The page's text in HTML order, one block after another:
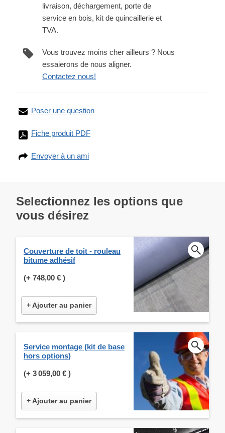
livraison, déchargement, porte de
service en bois, kit de quincaillerie et
TVA.
Vous trouvez moins cher ailleurs ? Nous
essaierons de nous aligner.
Contactez nous!
Poser une question
Fiche produit PDF
Envoyer à un ami
Selectionnez les options que
vous désirez
Couverture de toit - rouleau
bitume adhésif
(+ 748,00 € )
+ Ajouter au panier
Service montage (kit de base
hors options)
(+ 3 059,00 € )
+ Ajouter au panier